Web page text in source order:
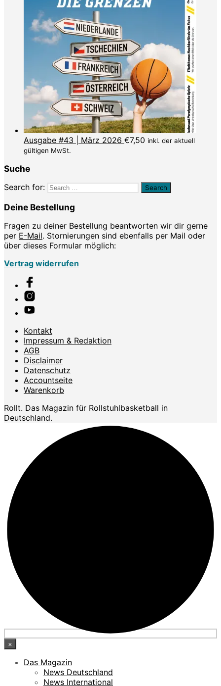
Ausgabe #43 | März 2026 €7,50 inkl. der aktuell
gültigen MwSt.
Suche
Search for:
Deine Bestellung
Fragen zu deiner Bestellung beantworten wir dir gerne
per E-Mail. Stornierungen sind ebenfalls per Mail oder
über dieses Formular möglich:
Vertrag widerrufen
Kontakt
Impressum & Redaktion
AGB
Disclaimer
Datenschutz
Accountseite
Warenkorb
Rollt. Das Magazin für Rollstuhlbasketball in
Deutschland.
×
Das Magazin
News Deutschland
News International